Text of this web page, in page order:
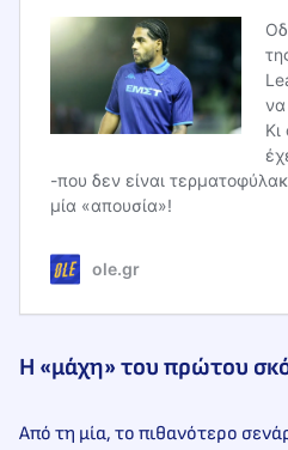
-που δεν είναι
μία «απουσία»!
ole.gr
Η «μάχη» του πρώτου
Από τη μία, το πιθανότερο